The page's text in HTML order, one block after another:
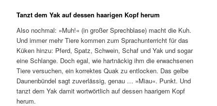
Tanzt dem Yak auf dessen haarigen Kopf herum
Also nochmal: »Muh!« (in großer Sprechblase) macht die Kuh.
Und immer mehr Tiere kommen zum Sprachunterricht für das
Küken hinzu: Pferd, Spatz, Schwein, Schaf und Yak und sogar
eine Schlange. Doch egal, wie hartnäckig ihm die erwachsenen
Tiere versuchen, ein korrektes Quak zu entlocken. Das gelbe
Daunenbündel sagt zuverlässig, genau … »Miau«. Punkt. Und
tanzt dem Yak damit wortwörtlich auf dessen haarigem Kopf
herum.